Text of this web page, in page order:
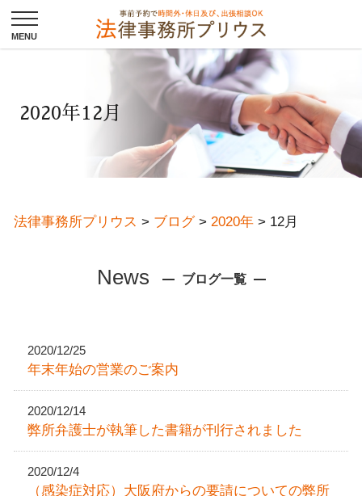
2020年12月
法律事務所プリウス > ブログ> 2020年 > 12月
News ブログ一覧
2020/12/25
年末年始の営業のご案内
2020/12/14
弊所弁護士が執筆した書籍が刊行されました
2020/12/4
（感染症対応）大阪府からの要請についての弊所